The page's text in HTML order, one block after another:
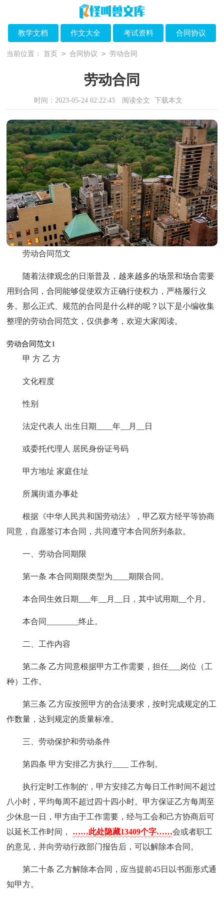
教学文档 作文大全 考试资料 合同协议
当前位置： 首页 > 合同协议 > 劳动合同
劳动合同
时间：2023-05-24 02:22:43 阅读全文 下载本文
劳动合同范文
随着法律观念的日渐普及，越来越多的场景和场合需要
用到合同，合同能够促使双方正确行使权力，严格履行义
务。那么正式、规范的合同是什么样的呢？以下是小编收集
整理的劳动合同范文，仅供参考，欢迎大家阅读。
劳动合同范文1
甲 方 乙 方
文化程度
性别
法定代表人 出生日期____年__月__日
或委托代理人 居民身份证号码
甲方地址 家庭住址
所属街道办事处
根据《中华人民共和国劳动法》，甲乙双方经平等协商
同意，自愿签订本合同，共同遵守本合同所列条款。
一、劳动合同期限
第一条 本合同期限类型为____期限合同。
本合同生效日期___年__月__日，其中试用期__个月。
本合同________终止。
二、工作内容
第二条 乙方同意根据甲方工作需要，担任___岗位（工
种）工作。
第三条 乙方应按照甲方的合法要求，按时完成规定的工
作数量，达到规定的质量标准。
三、劳动保护和劳动条件
第四条 甲方安排乙方执行____ 工作制。
执行定时工作制的'，甲方安排乙方每日工作时间不超过
八小时，平均每周不超过四十四小时。甲方保证乙方每周至
少休息一日，甲方由于工作需要，经与工会和己方协商后可
以延长工作时间， ……此处隐藏13409个字……会或者职工
的意见，并向劳动行政部门报告后，可以解除本合同。
第二十条 乙方解除本合同，应当提前45日以书面形式通
知甲方。